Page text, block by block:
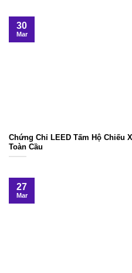
Chứng Chỉ LEED Tấm Hộ Chiếu
Toàn Cầu
30
Mar
27
Mar